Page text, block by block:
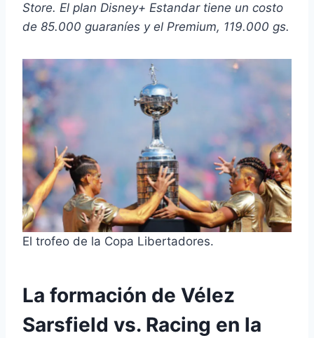
Store. El plan Disney+ Estandar tiene un costo
de 85.000 guaraníes y el Premium, 119.000 gs.
El trofeo de la Copa Libertadores.
La formación de Vélez
Sarsfield vs. Racing en la